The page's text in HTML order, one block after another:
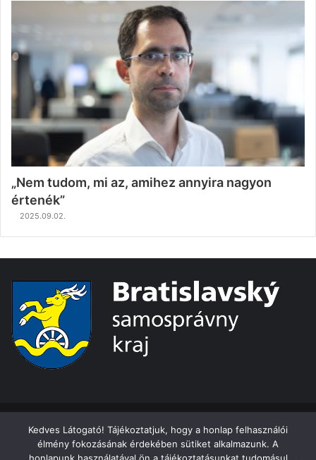
„Nem tudom, mi az, amihez annyira nagyon
értenék”
2025.09.02.
© Copyright 2026, All Rights Reserved
Ochrana osobných údajov
Kedves Látogató! Tájékoztatjuk, hogy a honlap felhasználói
élmény fokozásának érdekében sütiket alkalmazunk. A